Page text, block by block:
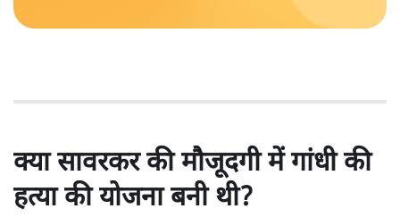
क्या सावरकर की मौजूदगी में गांधी की
हत्या की योजना बनी थी?